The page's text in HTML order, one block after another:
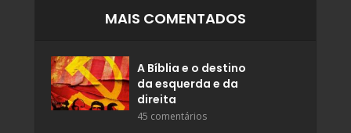
MAIS COMENTADOS
A Bíblia e o destino
da esquerda e da
direita
45 comentários